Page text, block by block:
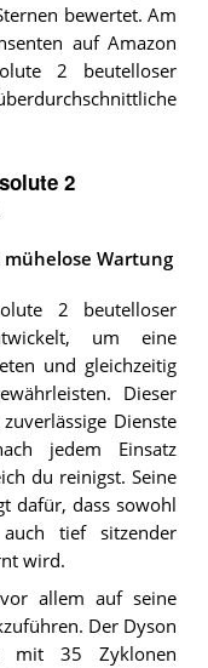
bewertet. Am
auf Amazon
2 beutelloser
2
Wartung
2 beutelloser
um eine
und gleichzeitig
Dieser
Dienste
jedem Einsatz
du reinigst. Seine
dafür, dass sowohl
tief sitzender
wird.
allem auf seine
Der Dyson
mit 35 Zyklonen